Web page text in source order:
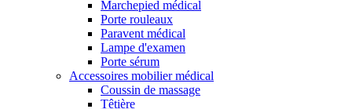
Marchepied médical
Porte rouleaux
Paravent médical
Lampe d'examen
Porte sérum
Accessoires mobilier médical
Coussin de massage
Têtière